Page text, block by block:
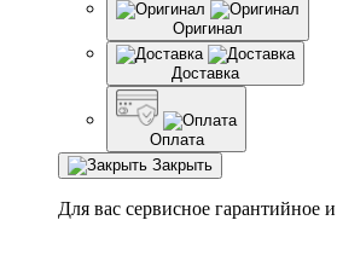
Оригинал
Доставка
Оплата
Закрыть
Для вас сервисное гарантийное